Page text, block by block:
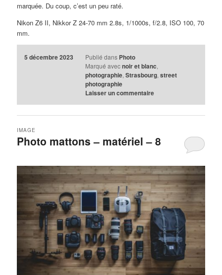
marquée. Du coup, c’est un peu raté.
Nikon Z6 II, Nikkor Z 24-70 mm 2.8s, 1/1000s, f/2.8, ISO 100, 70
mm.
5 décembre 2023 Publié dans Photo
Marqué avec noir et blanc,
photographie, Strasbourg, street
photographie
Laisser un commentaire
Photo mattons – matériel – 8
IMAGE